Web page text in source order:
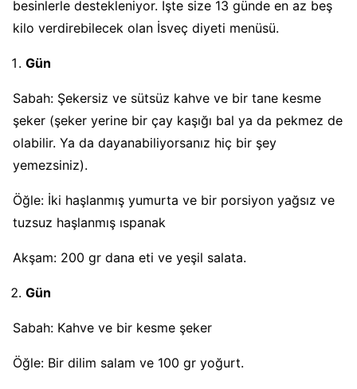
besinlerle destekleniyor. İşte size 13 günde en az beş
kilo verdirebilecek olan İsveç diyeti menüsü.
Gün
Sabah: Şekersiz ve sütsüz kahve ve bir tane kesme
şeker (şeker yerine bir çay kaşığı bal ya da pekmez de
olabilir. Ya da dayanabiliyorsanız hiç bir şey
yemezsiniz).
Öğle: İki haşlanmış yumurta ve bir porsiyon yağsız ve
tuzsuz haşlanmış ıspanak
Akşam: 200 gr dana eti ve yeşil salata.
Gün
Sabah: Kahve ve bir kesme şeker
Öğle: Bir dilim salam ve 100 gr yoğurt.